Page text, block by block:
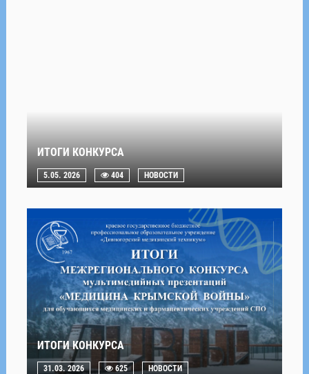
ИТОГИ КОНКУРСА
5.05. 2026 404 НОВОСТИ
ИТОГИ КОНКУРСА
31.03. 2026 625 НОВОСТИ